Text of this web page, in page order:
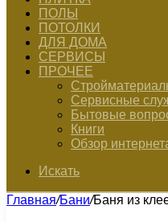
ПОЛЫ
ПОТОЛКИ
ДЛЯ ДОМА
СЕРВИСЫ
ПРОЧЕЕ
Сервисные
Бытовые
Книги
Обзор
Искать
Главная/Бани/Баня из